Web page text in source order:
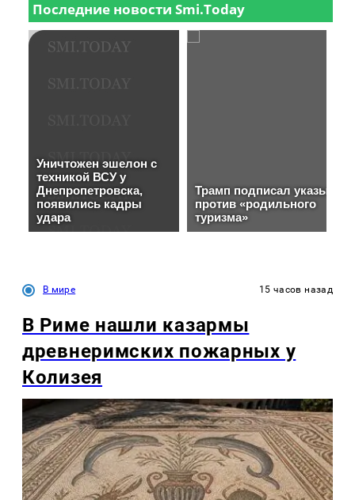
В мире 15 часов назад
В Риме нашли казармы
древнеримских пожарных у
Колизея